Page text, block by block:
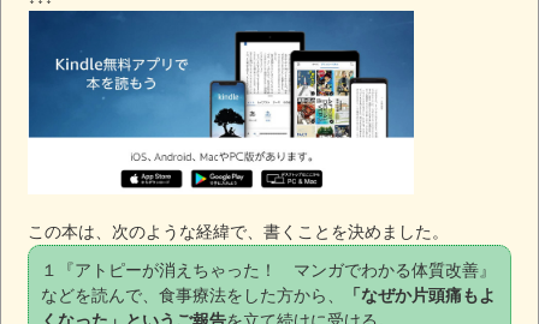
この本は、次のような経緯で、書くことを決めました。
１『アトピーが消えちゃった！ マンガでわかる体質改善』
などを読んで、食事療法をした方から、
「なぜか片頭痛もよ